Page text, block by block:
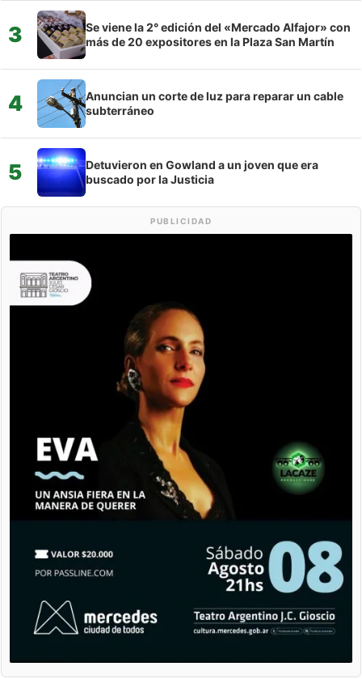
3
Se viene la 2° edición del «Mercado Alfajor» con
más de 20 expositores en la Plaza San Martín
4
Anuncian un corte de luz para reparar un cable
subterráneo
5
Detuvieron en Gowland a un joven que era
buscado por la Justicia
PUBLICIDAD